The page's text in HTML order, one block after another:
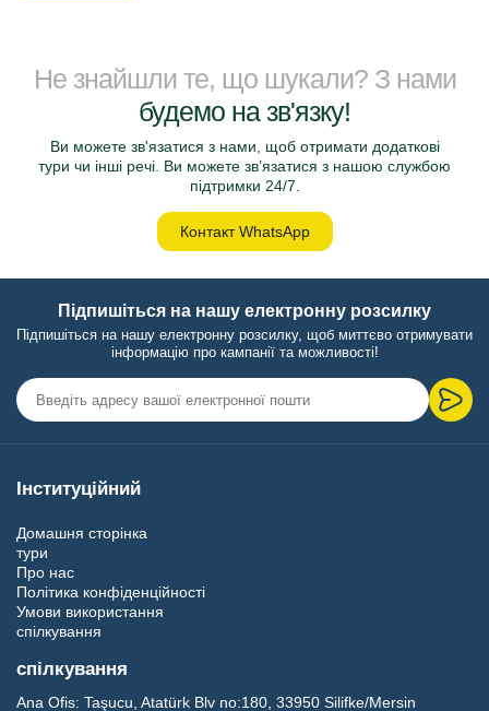
Не знайшли те, що шукали? З нами
будемо на зв'язку!
Ви можете зв'язатися з нами, щоб отримати додаткові
тури чи інші речі. Ви можете зв’язатися з нашою службою
підтримки 24/7.
Контакт WhatsApp
Підпишіться на нашу електронну розсилку
Підпишіться на нашу електронну розсилку, щоб миттєво отримувати
інформацію про кампанії та можливості!
Інституційний
Домашня сторінка
тури
Про нас
Політика конфіденційності
Умови використання
спілкування
спілкування
Ana Ofis: Taşucu, Atatürk Blv no:180, 33950 Silifke/Mersin